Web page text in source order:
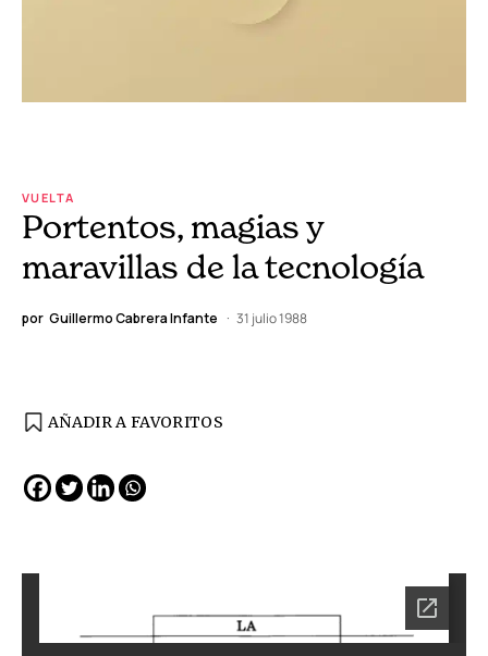
VUELTA
Portentos, magias y
maravillas de la tecnología
por Guillermo Cabrera Infante 31 julio 1988
AÑADIR A FAVORITOS